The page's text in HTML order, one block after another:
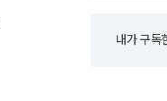
내가 구독